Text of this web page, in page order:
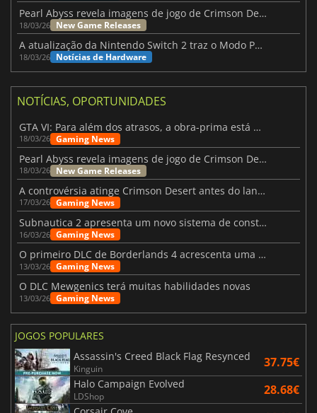
Pearl Abyss revela imagens de jogo de Crimson Desert para a PS5
18/03/26 New Game Releases
A atualização da Nintendo Switch 2 traz o Modo Portátil aos jogos mais antigos da Switch
18/03/26 Notícias de Hardware
NOTÍCIAS, OPORTUNIDADES
GTA VI: Para além dos atrasos, a obra-prima está quase a chegar
18/03/26 Gaming News
Pearl Abyss revela imagens de jogo de Crimson Desert para a PS5
18/03/26 New Game Releases
A controvérsia atinge Crimson Desert antes do lançamento
17/03/26 Gaming News
Subnautica 2 apresenta um novo sistema de construção de bases
16/03/26 Gaming News
O primeiro DLC de Borderlands 4 acrescenta uma nova personagem e muito mais
13/03/26 Gaming News
O DLC Mewgenics terá muitas habilidades novas
13/03/26 Gaming News
JOGOS POPULARES
Assassin's Creed Black Flag Resynced
Kinguin 37.75€
Halo Campaign Evolved
LDShop 28.68€